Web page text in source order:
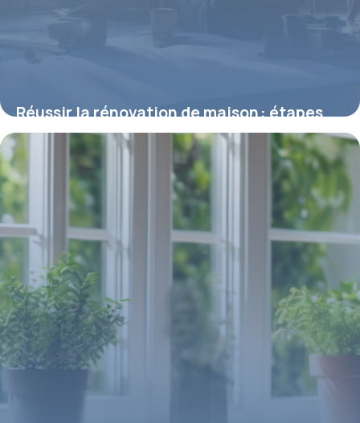
Réussir la rénovation de maison : étapes
clés et conseils pratiques
8 mai 2026